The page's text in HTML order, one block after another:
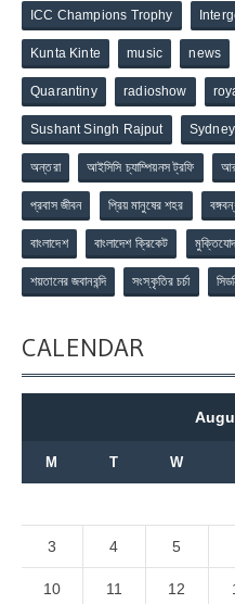
ICC Champions Trophy
Kunta Kinte music news
Quarantiny radioshow
Sushant Singh Rajput Sydney
অন্তরা আইসিসি চ্যাম্পিয়নস ট্রফি
প্রবাস জীবন প্রিয় মানুষের শহর
বাংলাদেশ বাংলাদেশ ক্রিকেট
শয়তানের জবানবন্দি সংস্কৃতির চর্চা
CALENDAR
M T W
3 4 5
10 11 12